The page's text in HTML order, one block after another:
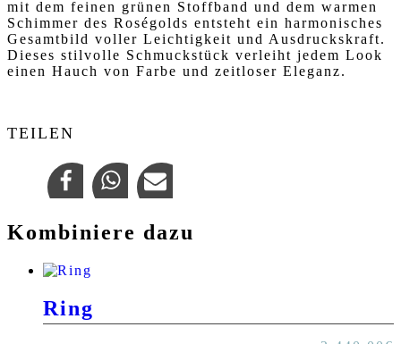
mit dem feinen grünen Stoffband und dem warmen
Schimmer des Roségolds entsteht ein harmonisches
Gesamtbild voller Leichtigkeit und Ausdruckskraft.
Dieses stilvolle Schmuckstück verleiht jedem Look
einen Hauch von Farbe und zeitloser Eleganz.
TEILEN
Kombiniere dazu
Ring